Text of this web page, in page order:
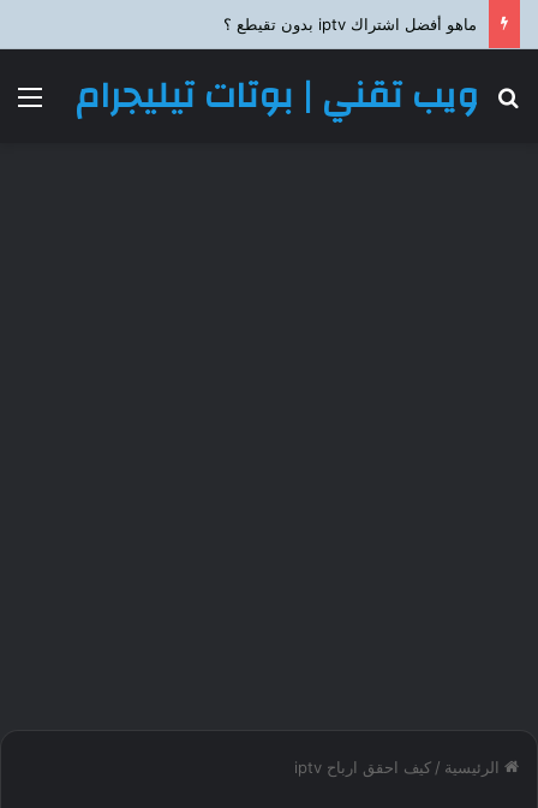
ماهو أفضل اشتراك iptv بدون تقيطع ؟
ويب تقني | بوتات تيليجرام
بحث عن
الرئيسية / كيف احقق ارباح iptv